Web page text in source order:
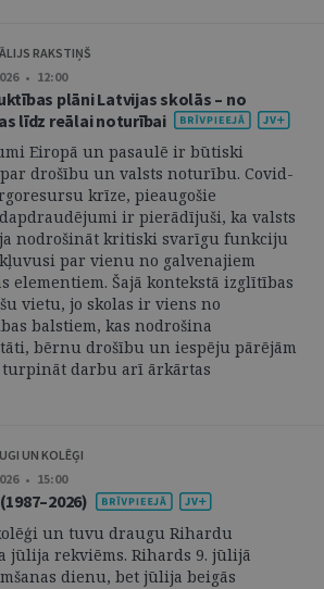
RAKSTIŅŠ
• 12:00
plāni Latvijas skolās – no
līdz reālai noturībai
Eiropā un pasaulē ir būtiski
drošību un valsts noturību. Covid-
krīze, pieaugošie
ir pierādījuši, ka valsts
nodrošināt kritiski svarīgu funkciju
par vienu no galvenajiem
elementiem. Šajā kontekstā izglītības
vietu, jo skolas ir viens no
balstiem, kas nodrošina
bērnu drošību un iespēju pārējām
darbu arī ārkārtas
UN KOLĒĢI
• 15:00
un tuvu draugu Rihardu
jūlija rekviēms. Rihards 9. jūlijā
dienu, bet jūlija beigās